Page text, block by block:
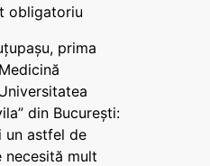
obligatoriu
prima
din București:
un astfel de
necesită mult